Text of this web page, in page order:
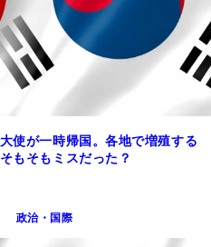
使が一時帰国。各地で増殖する
もそもミスだった？
政治・国際